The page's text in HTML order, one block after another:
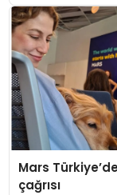
Mars
çağrısı